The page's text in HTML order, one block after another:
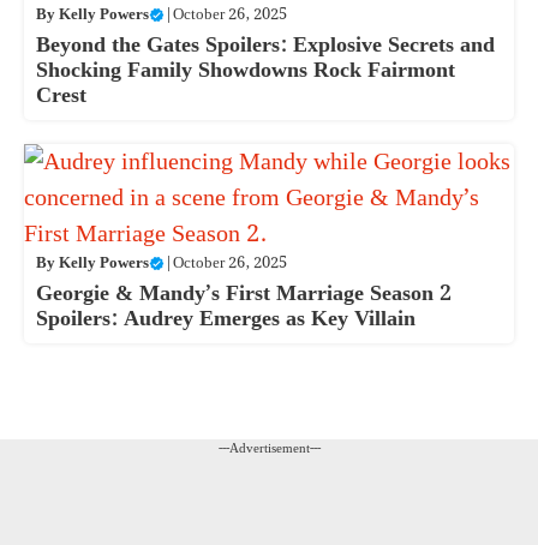
ByKelly Powers |October 26, 2025
Beyond the Gates Spoilers: Explosive Secrets and
Shocking Family Showdowns Rock Fairmont
Crest
ByKelly Powers |October 26, 2025
Georgie & Mandy’s First Marriage Season 2
Spoilers: Audrey Emerges as Key Villain
---Advertisement---